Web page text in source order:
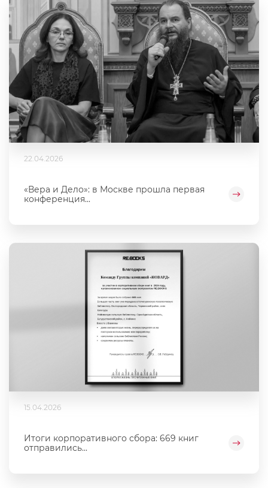
22.04.2026
«Вера и Дело»: в Москве прошла первая
конференция...
15.04.2026
Итоги корпоративного сбора: 669 книг
отправились...